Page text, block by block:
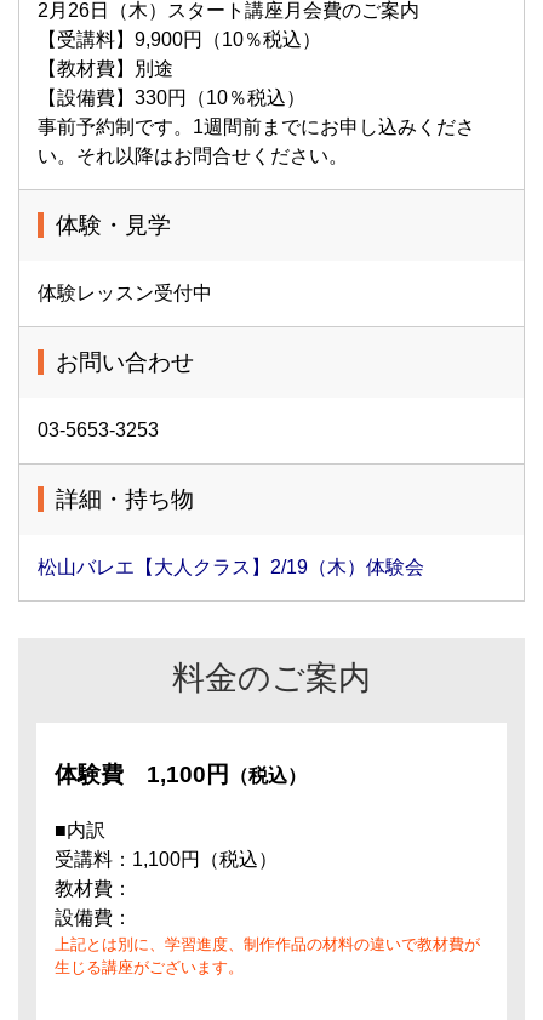
2月26日（木）スタート講座月会費のご案内
【受講料】9,900円（10％税込）
【教材費】別途
【設備費】330円（10％税込）
事前予約制です。1週間前までにお申し込みくださ
い。それ以降はお問合せください。
体験・見学
体験レッスン受付中
お問い合わせ
03-5653-3253
詳細・持ち物
松山バレエ【大人クラス】2/19（木）体験会
料金のご案内
体験費 1,100円 （税込）
■内訳
受講料：1,100円（税込）
教材費：
設備費：
上記とは別に、学習進度、制作作品の材料の違いで教材費が
生じる講座がございます。